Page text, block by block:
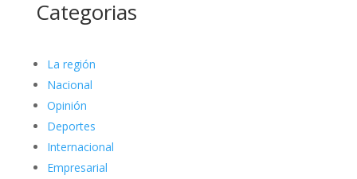
Categorias
La región
Nacional
Opinión
Deportes
Internacional
Empresarial